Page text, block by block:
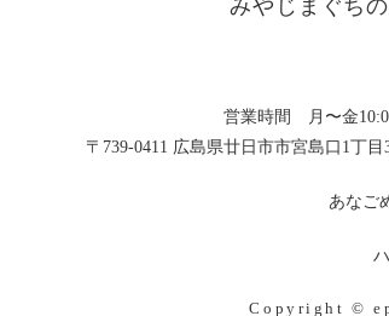
みやじまぐち
営業時間 月〜金
〒739-0411 広島県廿日市市宮島口1丁
あなご
Copyright ©